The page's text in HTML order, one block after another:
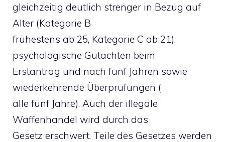
gleichzeitig deutlich strenger in Bezug auf
Alter (Kategorie B
frühestens ab 25, Kategorie C ab 21),
psychologische Gutachten beim
Erstantrag und nach fünf Jahren sowie
wiederkehrende Überprüfungen (
alle fünf Jahre). Auch der illegale
Waffenhandel wird durch das
Gesetz erschwert. Teile des Gesetzes werden